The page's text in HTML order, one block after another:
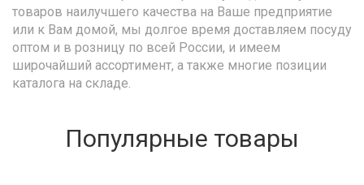
товаров наилучшего качества на Ваше предприятие
или к Вам домой, мы долгое время доставляем посуду
оптом и в розницу по всей России, и имеем
широчайший ассортимент, а также многие позиции
каталога на складе.
Популярные товары